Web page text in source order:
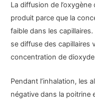
La diffusion de
produit parce que la
faible dans les
se diffuse des capillaires
concentration de
Pendant l’inhalation, les
négative dans la poitrine